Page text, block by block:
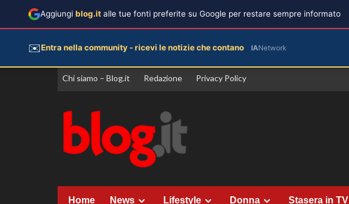
Vai
Chi siamo – Blog.it Redazione Privacy Policy
Home News Lifestyle Donna Stasera in TV
Aggiungi blog.it alle tue fonti preferite su Google per restare sempre informato
✉️Entra nella community - ricevi le notizie che contano IANetwork